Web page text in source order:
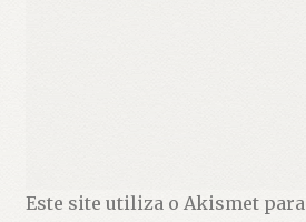
Este site utiliza o Akismet